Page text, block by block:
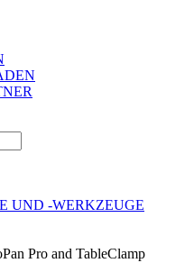
UND -WERKZEUGE
Pro and TableClamp